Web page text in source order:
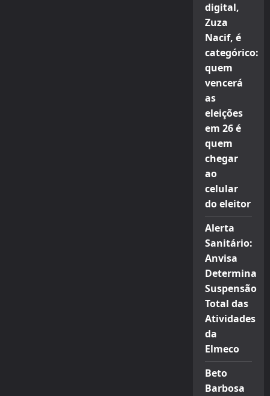
digital,
Zuza
Nacif, é
categórico:
quem
vencerá
as
eleições
em 26 é
quem
chegar
ao
celular
do eleitor
Alerta
Sanitário:
Anvisa
Determina
Suspensão
Total das
Atividades
da
Elmeco
Beto
Barbosa